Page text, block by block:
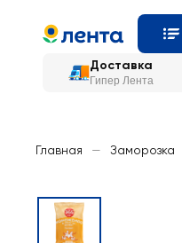
Доставка
Гипер Лента
Главная — Заморозка